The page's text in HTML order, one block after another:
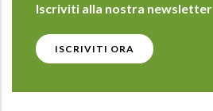
Iscriviti alla nostra newsletter
ISCRIVITI ORA